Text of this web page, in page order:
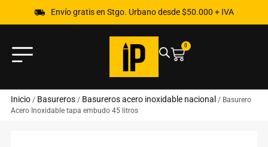
Envío gratis en Stgo. Urbano desde $50.000 + IVA
0
Inicio/ Basureros/ Basureros acero inoxidable nacional / Basurero
Acero Inoxidable tapa embudo 45 litros